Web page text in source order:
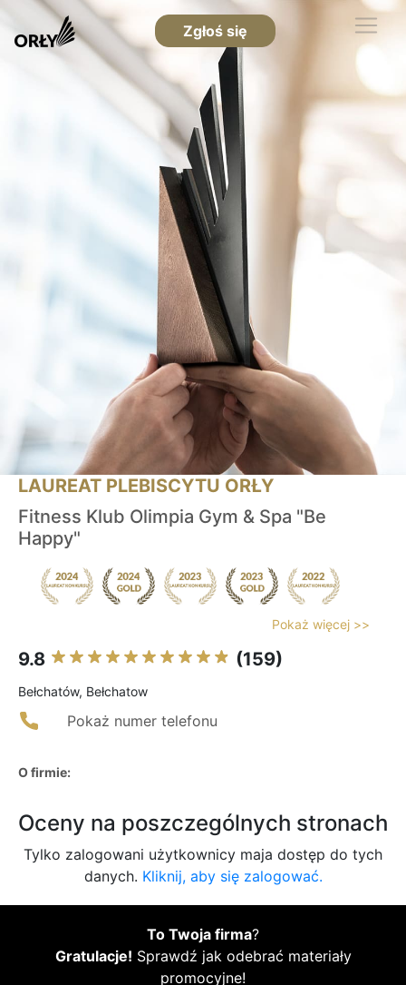
Zgłoś się
LAUREAT PLEBISCYTU ORŁY
Fitness Klub Olimpia Gym & Spa "Be
Happy"
Pokaż więcej >>
9.8 (159)
Bełchatów, Bełchatow
Pokaż numer telefonu
O firmie:
Oceny na poszczególnych stronach
Tylko zalogowani użytkownicy maja dostęp do tych
danych. Kliknij, aby się zalogować.
To Twoja firma?
Gratulacje! Sprawdź jak odebrać materiały
promocyjne!